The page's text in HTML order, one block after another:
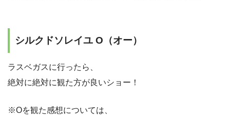
シルクドソレイユ O（オー）
ラスベガスに行ったら、
絶対に絶対に観た方が良いショー！
※Oを観た感想については、